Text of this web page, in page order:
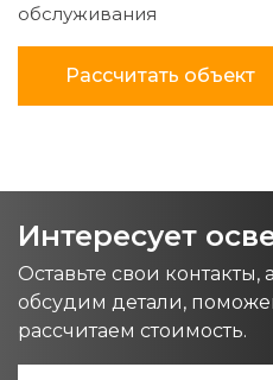
обслуживания
Рассчитать объект
Интересует
Оставьте свои
обсудим детали,
рассчитаем стоимость.